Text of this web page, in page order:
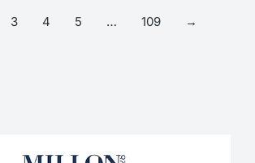
3 4 5 … 109 →